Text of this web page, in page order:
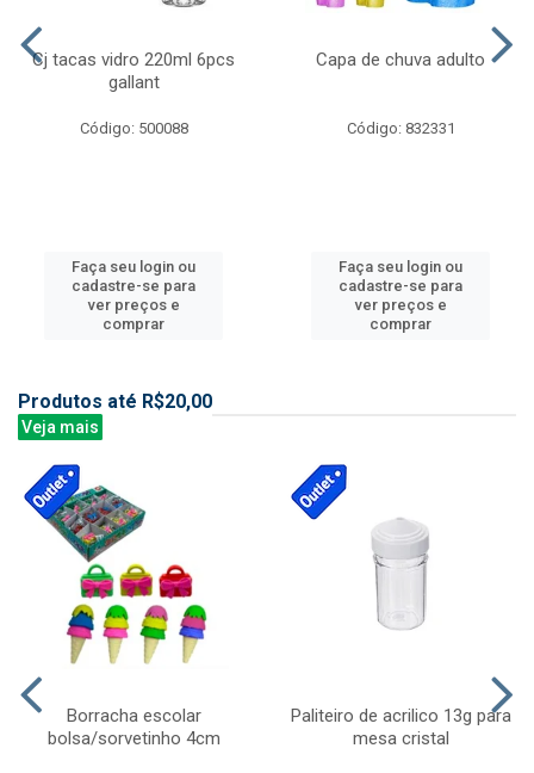
Cj tacas vidro 220ml 6pcs
gallant
Código: 500088
Faça seu login ou
cadastre-se para
ver preços e
comprar
Capa de chuva adulto
Código: 832331
Faça seu login ou
cadastre-se para
ver preços e
comprar
Produtos até R$20,00
Veja mais
Borracha escolar
bolsa/sorvetinho 4cm
Paliteiro de acrilico 13g para
mesa cristal